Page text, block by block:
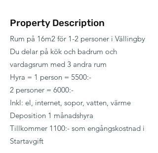
Property Description
Rum på 16m2 för 1-2 personer i Vällingby
Du delar på kök och badrum och
vardagsrum med 3 andra rum
Hyra = 1 person = 5500:-
2 personer = 6000:-
Inkl: el, internet, sopor, vatten, värme
Deposition 1 månadshyra
Tillkommer 1100:- som engångskostnad i
Startavgift